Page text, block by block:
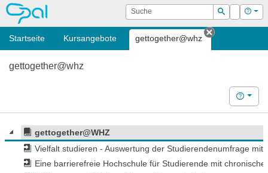
OPAL Suche
Suchen
Login Hilfe
Startseite Kursangebote gettogether@whz
Tab
gettogether@whz
Hilfe
gettogether@WHZ
Vielfalt studieren - Auswertung der Studierendenumfrage mit
Eine barrierefreie Hochschule für Studierende mit